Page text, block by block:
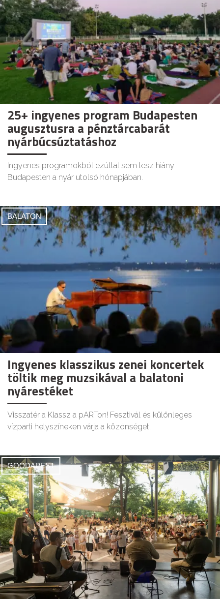
25+ ingyenes program Budapesten
augusztusra a pénztárcabarát
nyárbúcsúztatáshoz
Ingyenes programokból ezúttal sem lesz hiány
Budapesten a nyár utolsó hónapjában.
BALATON
Ingyenes klasszikus zenei koncertek
töltik meg muzsikával a balatoni
nyárestéket
Visszatér a Klassz a pARTon! Fesztivál és különleges
vízparti helyszíneken várja a közönséget.
GOODAPEST